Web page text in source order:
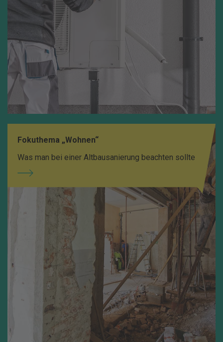
Fokuthema „Wohnen“
Was man bei einer Altbausanierung beachten sollte